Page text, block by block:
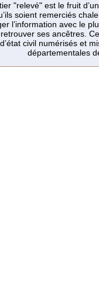
"relevé" est le fruit
soient remerciés
l’information avec le
ses ancêtres.
civil numérisés et
départementales